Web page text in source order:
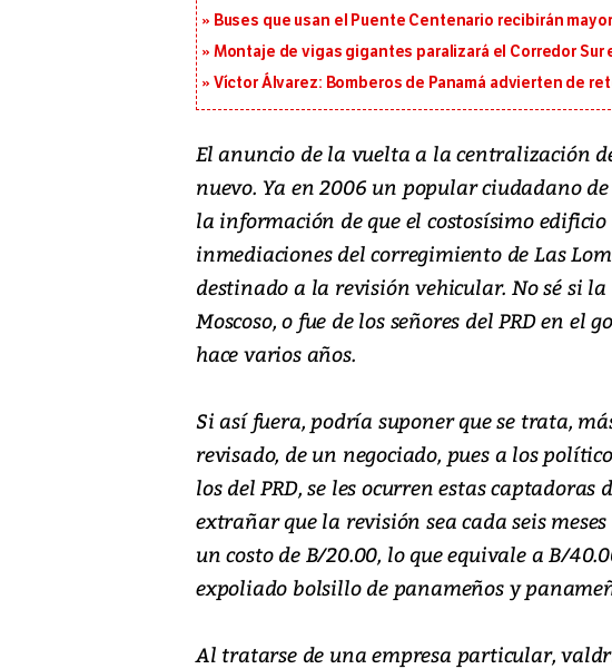
Buses que usan el Puente Centenario recibirán
Montaje de vigas gigantes paralizará el Corredor Sur
Víctor Álvarez: Bomberos de Panamá advierten de
El anuncio de la vuelta a la centralización
nuevo. Ya en 2006 un popular ciudadano
la información de que el costosísimo
inmediaciones del corregimiento de Las
destinado a la revisión vehicular. No sé si
Moscoso, o fue de los señores del PRD en el
hace varios años.
Si así fuera, podría suponer que se trata,
revisado, de un negociado, pues a los
los del PRD, se les ocurren estas captadoras
extrañar que la revisión sea cada seis
un costo de B/20.00, lo que equivale a B/
expoliado bolsillo de panameños y
Al tratarse de una empresa particular,